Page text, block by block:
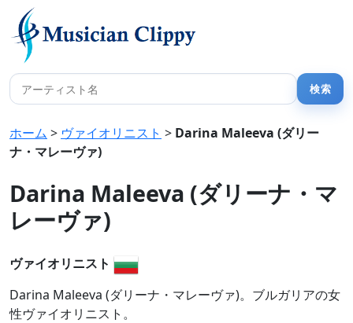
ホーム > ヴァイオリニスト > Darina Maleeva (ダリー
ナ・マレーヴァ)
Darina Maleeva (ダリーナ・マ
レーヴァ)
ヴァイオリニスト
Darina Maleeva (ダリーナ・マレーヴァ)。ブルガリアの女
性ヴァイオリニスト。